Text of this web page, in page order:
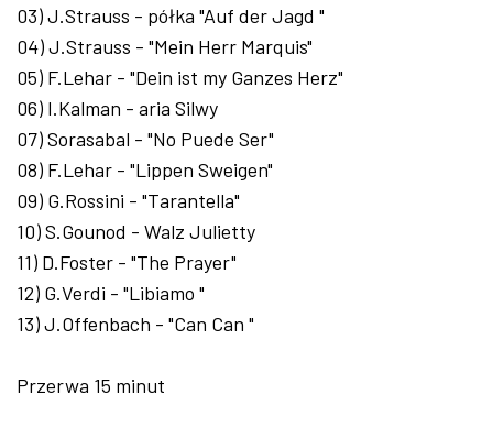
03) J.Strauss - półka "Auf der Jagd "
04) J.Strauss - "Mein Herr Marquis"
05) F.Lehar - "Dein ist my Ganzes Herz"
06) I.Kalman - aria Silwy
07) Sorasabal - "No Puede Ser"
08) F.Lehar - "Lippen Sweigen"
09) G.Rossini - "Tarantella"
10) S.Gounod - Walz Julietty
11) D.Foster - "The Prayer"
12) G.Verdi - "Libiamo "
13) J.Offenbach - "Can Can "
Przerwa 15 minut